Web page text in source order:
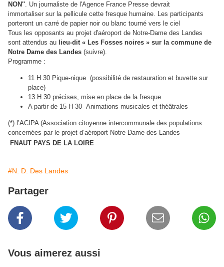
NON''. Un journaliste de l'Agence France Presse devrait
immortaliser sur la pellicule cette fresque humaine. Les participants
porteront un carré de papier noir ou blanc tourné vers le ciel
Tous les opposants au projet d'aéroport de Notre-Dame des Landes
sont attendus au lieu-dit « Les Fosses noires » sur la commune de
Notre Dame des Landes (suivre).
Programme :
11 H 30 Pique-nique (possibilité de restauration et buvette sur
place)
13 H 30 précises, mise en place de la fresque
A partir de 15 H 30 Animations musicales et théâtrales
(*) l’ACIPA (Association citoyenne intercommunale des populations
concernées par le projet d’aéroport Notre-Dame-des-Landes
FNAUT PAYS DE LA LOIRE
#N. D. Des Landes
Partager
Vous aimerez aussi